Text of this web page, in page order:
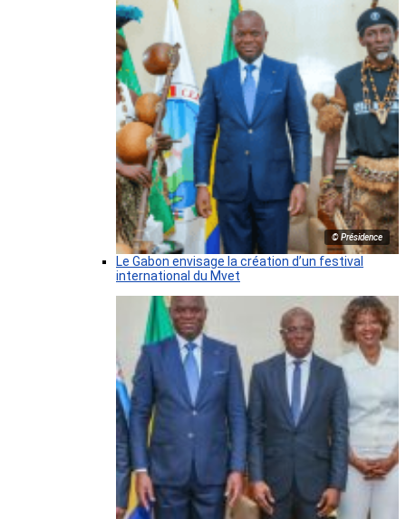
© Présidence
Le Gabon envisage la création d’un festival
international du Mvet